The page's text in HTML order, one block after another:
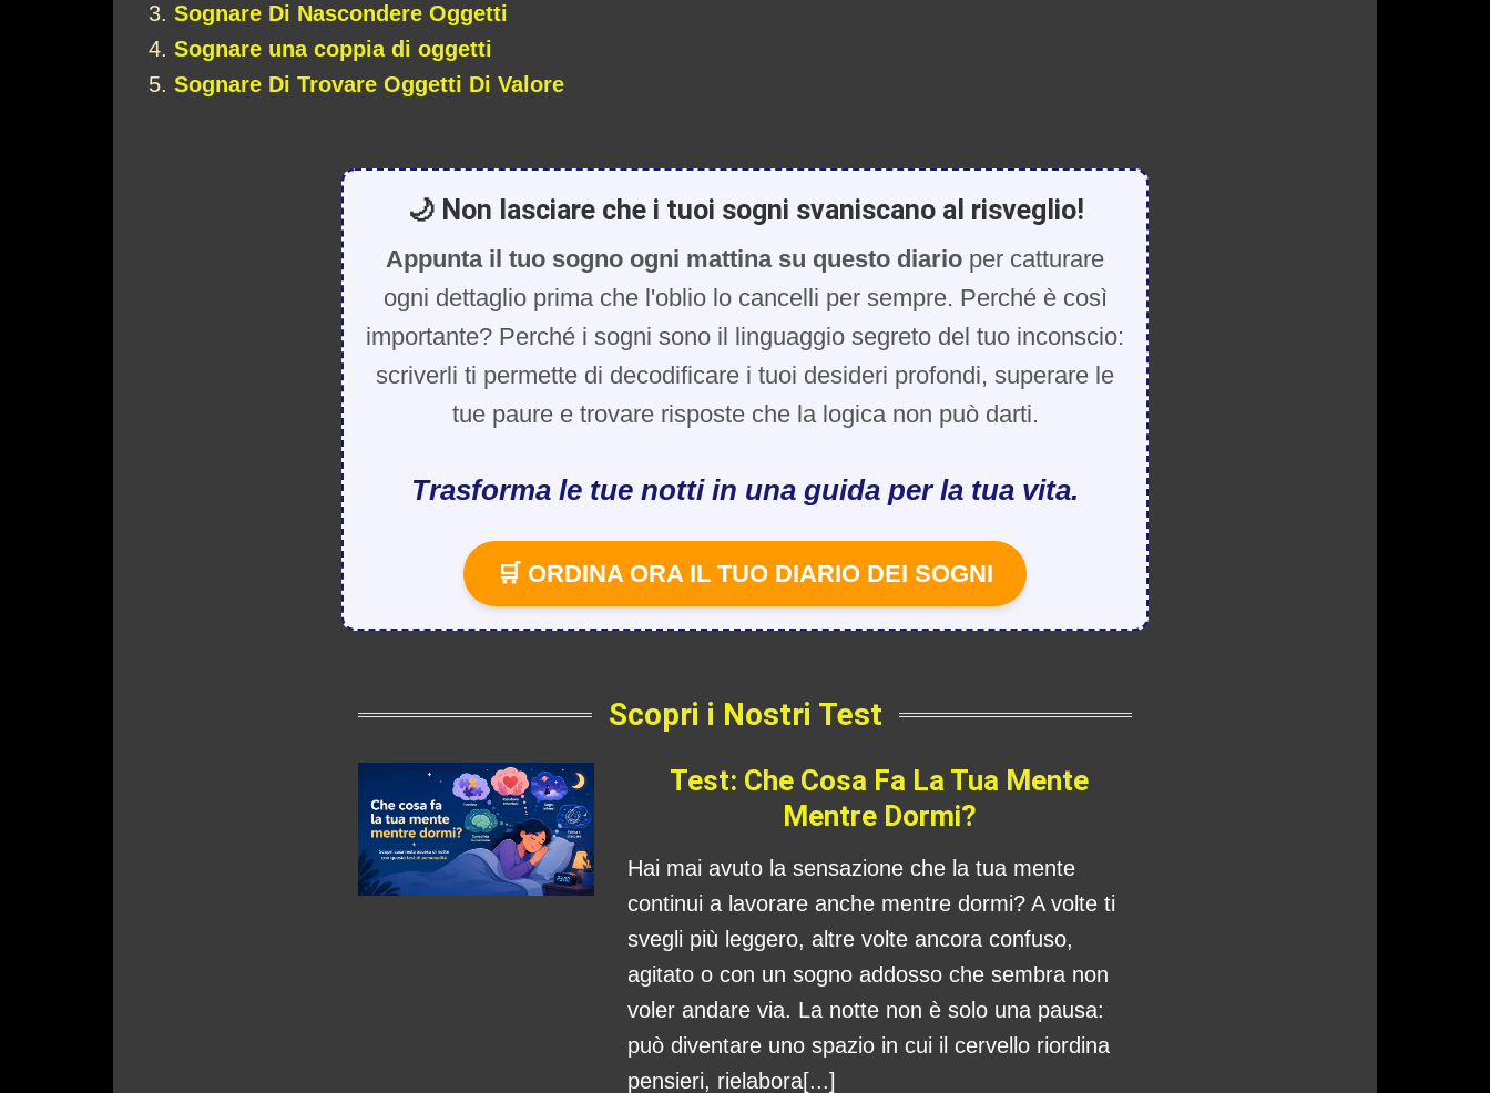
Sognare Di Nascondere Oggetti
Sognare una coppia di oggetti
Sognare Di Trovare Oggetti Di Valore
🌙 Non lasciare che i tuoi sogni svaniscano al risveglio!
Appunta il tuo sogno ogni mattina su questo diario per catturare
ogni dettaglio prima che l'oblio lo cancelli per sempre. Perché è così
importante? Perché i sogni sono il linguaggio segreto del tuo inconscio:
scriverli ti permette di decodificare i tuoi desideri profondi, superare le
tue paure e trovare risposte che la logica non può darti.
Trasforma le tue notti in una guida per la tua vita.
🛒 ORDINA ORA IL TUO DIARIO DEI SOGNI
Scopri i Nostri Test
Test: Che Cosa Fa La Tua Mente
Mentre Dormi?
Hai mai avuto la sensazione che la tua mente
continui a lavorare anche mentre dormi? A volte ti
svegli più leggero, altre volte ancora confuso,
agitato o con un sogno addosso che sembra non
voler andare via. La notte non è solo una pausa:
può diventare uno spazio in cui il cervello riordina
pensieri, rielabora[...]